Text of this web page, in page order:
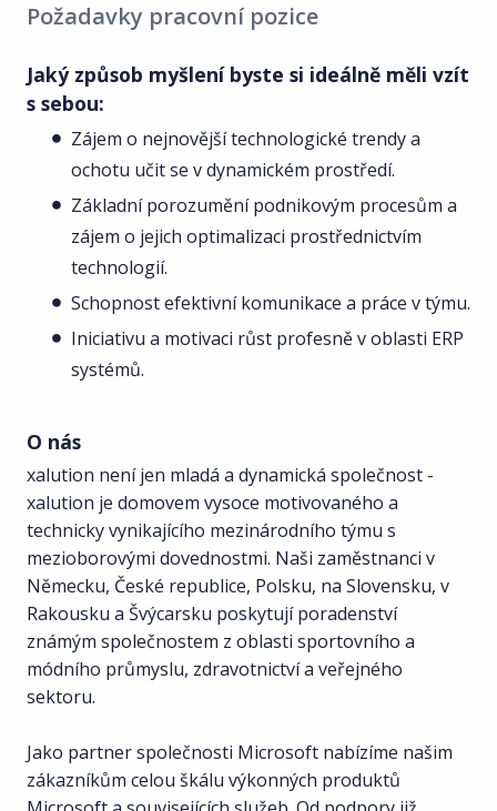
Požadavky pracovní pozice
Jaký způsob myšlení byste si ideálně měli vzít
s sebou:
Zájem o nejnovější technologické trendy a
ochotu učit se v dynamickém prostředí.
Základní porozumění podnikovým procesům a
zájem o jejich optimalizaci prostřednictvím
technologií.
Schopnost efektivní komunikace a práce v týmu.
Iniciativu a motivaci růst profesně v oblasti ERP
systémů.
O nás
xalution není jen mladá a dynamická společnost -
xalution je domovem vysoce motivovaného a
technicky vynikajícího mezinárodního týmu s
mezioborovými dovednostmi. Naši zaměstnanci v
Německu, České republice, Polsku, na Slovensku, v
Rakousku a Švýcarsku poskytují poradenství
známým společnostem z oblasti sportovního a
módního průmyslu, zdravotnictví a veřejného
sektoru.
Jako partner společnosti Microsoft nabízíme našim
zákazníkům celou škálu výkonných produktů